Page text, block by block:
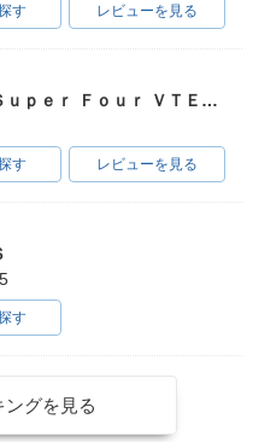
す レビューを見る
ＣＢ４００Ｓｕｐｅｒ Ｆｏｕｒ ＶＴＥＣ ＳＰＥＣ３
す レビューを見る
す
グを見る